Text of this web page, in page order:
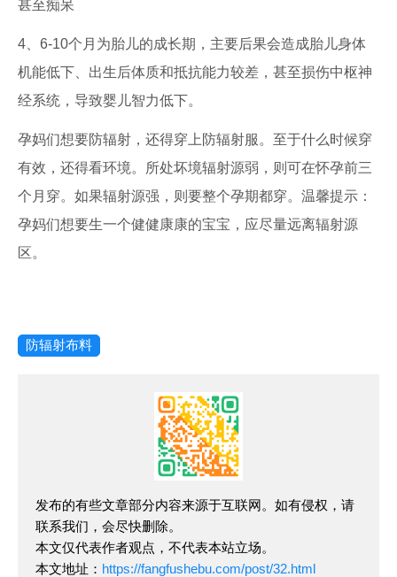
甚至痴呆
4、6-10个月为胎儿的成长期，主要后果会造成胎儿身体
机能低下、出生后体质和抵抗能力较差，甚至损伤中枢神
经系统，导致婴儿智力低下。
孕妈们想要防辐射，还得穿上防辐射服。至于什么时候穿
有效，还得看环境。所处坏境辐射源弱，则可在怀孕前三
个月穿。如果辐射源强，则要整个孕期都穿。温馨提示：
孕妈们想要生一个健健康康的宝宝，应尽量远离辐射源
区。
防辐射布料
发布的有些文章部分内容来源于互联网。如有侵权，请
联系我们，会尽快删除。
本文仅代表作者观点，不代表本站立场。
本文地址： https://fangfushebu.com/post/32.html